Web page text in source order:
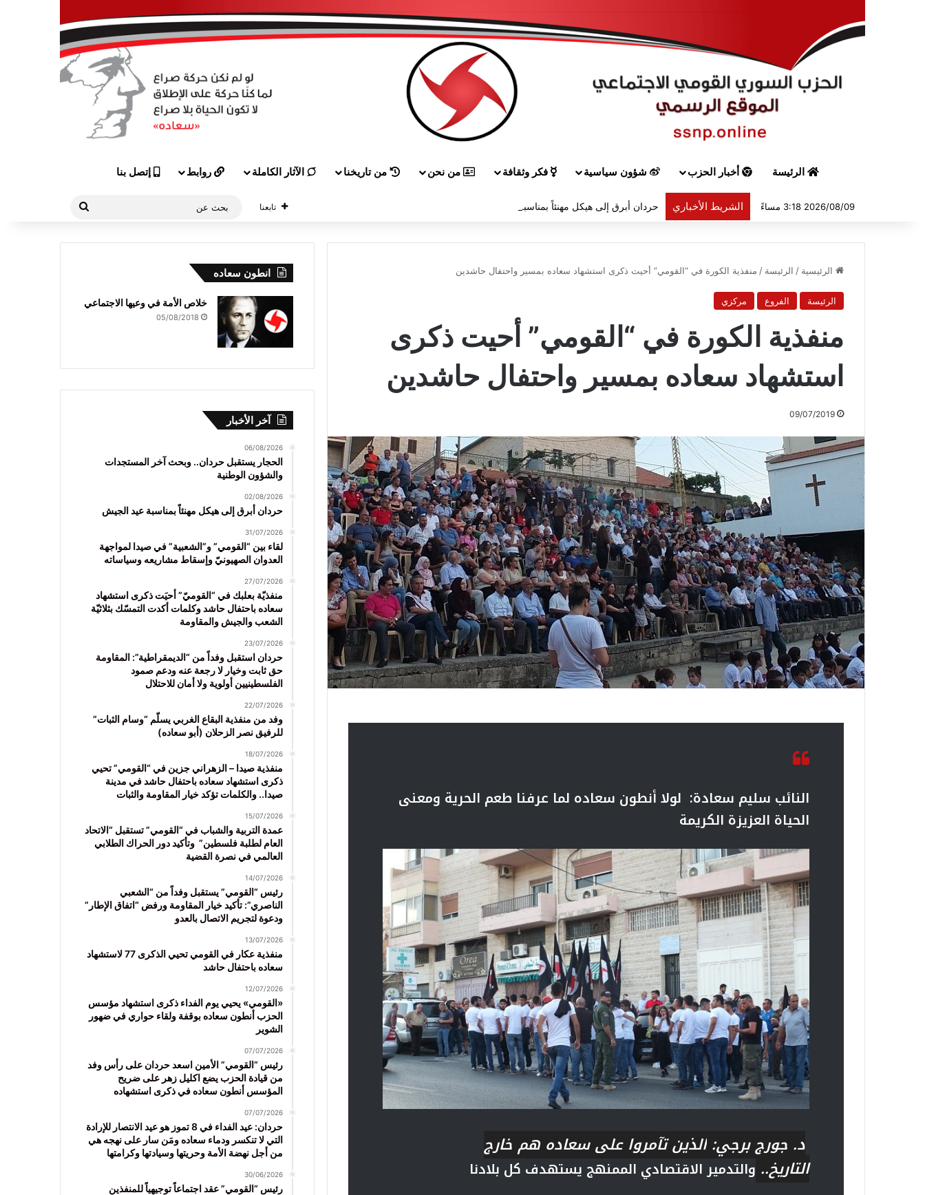
الرئيسة أخبار الحزب شؤون سياسية فكر وثقافة من نحن من تاريخنا الآثار الكاملة روابط إتصل بنا
2026/08/09 3:18 مساءً الشريط الأخباري حردان أبرق إلى هيكل مهنئاً بمناسبة عيد الجيش تابعنا
الرئيسية / الرئيسة / منفذية الكورة في “القومي” أحيت ذكرى استشهاد سعاده بمسير واحتفال حاشدين
الرئيسة الفروع مركزي
منفذية الكورة في “القومي” أحيت ذكرى
استشهاد سعاده بمسير واحتفال حاشدين
09/07/2019
النائب سليم سعادة: لولا أنطون سعاده لما عرفنا طعم الحرية ومعنى
الحياة العزيزة الكريمة
د. جورج برجي: الذين تآمروا على سعاده هم خارج
التاريخ.. والتدمير الاقتصادي الممنهج يستهدف كل بلادنا
انطون سعاده
خلاص الأمة في وعيها الاجتماعي
05/08/2018
آخر الأخبار
06/08/2026
الحجار يستقبل حردان.. وبحث آخر المستجدات
والشؤون الوطنية
02/08/2026
حردان أبرق إلى هيكل مهنئاً بمناسبة عيد الجيش
31/07/2026
لقاء بين “القومي” و”الشعبية” في صيدا لمواجهة
العدوان الصهيونيّ وإسقاط مشاريعه وسياساته
27/07/2026
منفذيّة بعلبك في “القوميّ” أحيَت ذكرى استشهاد
سعاده باحتفال حاشد وكلمات أكدت التمسّك بثلاثيّة
الشعب والجيش والمقاومة
23/07/2026
حردان استقبل وفداً من “الديمقراطية”: المقاومة
حق ثابت وخيار لا رجعة عنه ودعم صمود
الفلسطينيين أولوية ولا أمان للاحتلال
22/07/2026
وفد من منفذية البقاع الغربي يسلّم “وسام الثبات”
للرفيق نصر الزحلان (أبو سعاده)
18/07/2026
منفذية صيدا – الزهراني جزين في “القومي” تحيي
ذكرى استشهاد سعاده باحتفال حاشد في مدينة
صيدا.. والكلمات تؤكد خيار المقاومة والثبات
15/07/2026
عمدة التربية والشباب في “القومي” تستقبل “الاتحاد
العام لطلبة فلسطين” وتأكيد دور الحراك الطلابي
العالمي في نصرة القضية
14/07/2026
رئيس “القومي” يستقبل وفداً من “الشعبي
الناصري”: تأكيد خيار المقاومة ورفض “اتفاق الإطار”
ودعوة لتجريم الاتصال بالعدو
13/07/2026
منفذية عكار في القومي تحيي الذكرى 77 لاستشهاد
سعاده باحتفال حاشد
12/07/2026
«القومي» يحيي يوم الفداء ذكرى استشهاد مؤسس
الحزب أنطون سعاده بوقفة ولقاء حواري في ضهور
الشوير
07/07/2026
رئيس “القومي” الأمين اسعد حردان على رأس وفد
من قيادة الحزب يضع اكليل زهر على ضريح
المؤسس أنطون سعاده في ذكرى استشهاده
07/07/2026
حردان: عيد الفداء في 8 تموز هو عيد الانتصار للإرادة
التي لا تنكسر ودماء سعاده ومَن سار على نهجه هي
من أجل نهضة الأمة وحريتها وسيادتها وكرامتها
30/06/2026
رئيس “القومي” عقد اجتماعاً توجيهياً للمنفذين